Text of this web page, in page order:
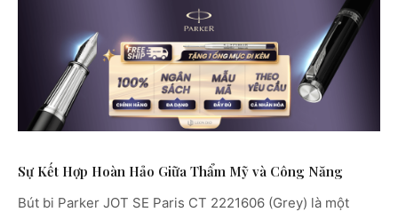
Sự Kết Hợp Hoàn Hảo Giữa Thẩm Mỹ và Công Năng
Bút bi Parker JOT SE Paris CT 2221606 (Grey) là một